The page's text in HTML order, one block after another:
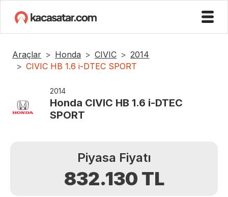
Araçlar Honda CIVIC
2014
CIVIC HB 1.6 i-DTEC SPORT
2014
Honda CIVIC HB 1.6 i-DTEC
SPORT
Piyasa Fiyatı
832.130 TL